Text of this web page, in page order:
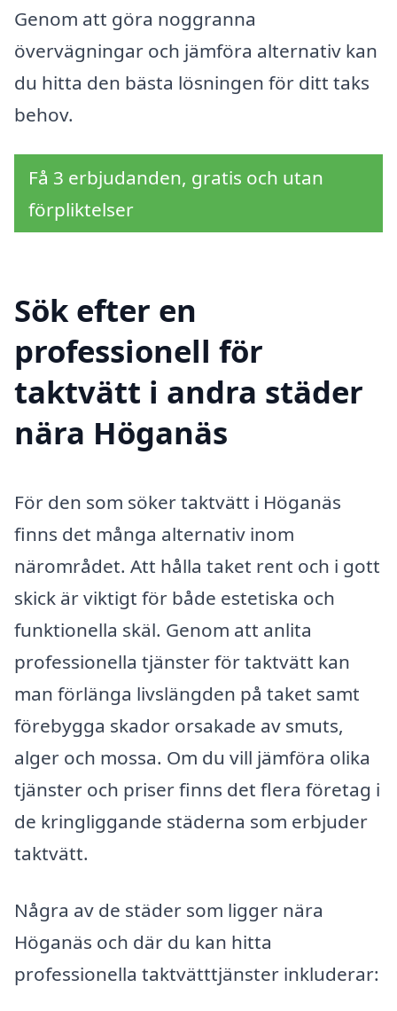
Genom att göra noggranna
övervägningar och jämföra alternativ kan
du hitta den bästa lösningen för ditt taks
behov.
Få 3 erbjudanden, gratis och utan
förpliktelser
Sök efter en
professionell för
taktvätt i andra städer
nära Höganäs
För den som söker taktvätt i Höganäs
finns det många alternativ inom
närområdet. Att hålla taket rent och i gott
skick är viktigt för både estetiska och
funktionella skäl. Genom att anlita
professionella tjänster för taktvätt kan
man förlänga livslängden på taket samt
förebygga skador orsakade av smuts,
alger och mossa. Om du vill jämföra olika
tjänster och priser finns det flera företag i
de kringliggande städerna som erbjuder
taktvätt.
Några av de städer som ligger nära
Höganäs och där du kan hitta
professionella taktvätttjänster inkluderar: